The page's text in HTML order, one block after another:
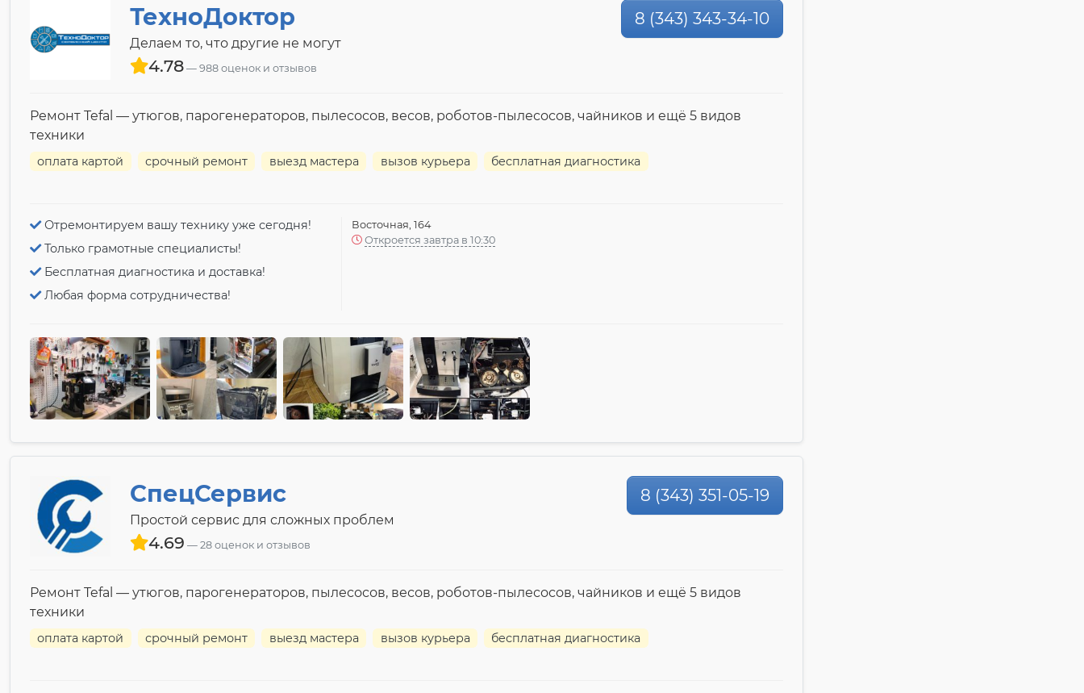
ТехноДоктор
Делаем то, что другие не могут
4.78 988 оценок и отзывов
8 (343) 343-34-10
Ремонт Tefal — утюгов, парогенераторов, пылесосов, весов, роботов-пылесосов, чайников и ещё 5 видов
техники
оплата картой срочный ремонт выезд мастера вызов курьера бесплатная диагностика
Отремонтируем вашу технику уже сегодня!
Только грамотные специалисты!
Бесплатная диагностика и доставка!
Любая форма сотрудничества!
Восточная, 164
Откроется завтра в 10:30
СпецСервис
Простой сервис для сложных проблем
4.69 28 оценок и отзывов
8 (343) 351-05-19
Ремонт Tefal — утюгов, парогенераторов, пылесосов, весов, роботов-пылесосов, чайников и ещё 5 видов
техники
оплата картой срочный ремонт выезд мастера вызов курьера бесплатная диагностика